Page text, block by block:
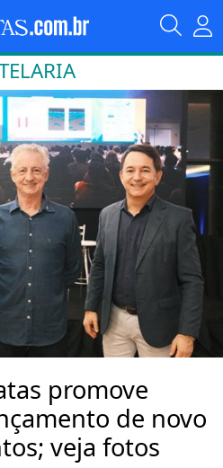
promove
de novo
veja fotos